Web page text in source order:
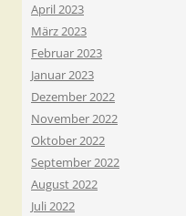
April 2023
März 2023
Februar 2023
Januar 2023
Dezember 2022
November 2022
Oktober 2022
September 2022
August 2022
Juli 2022